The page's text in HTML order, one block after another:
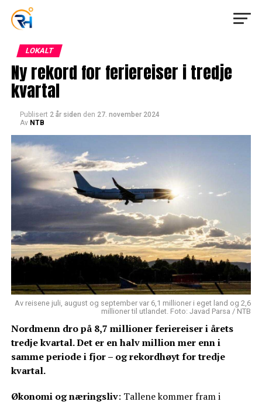
LOKALT
Ny rekord for feriereiser i tredje
kvartal
Publisert 2 år siden den 27. november 2024
Av NTB
Av reisene juli, august og september var 6,1 millioner i eget land og 2,6
millioner til utlandet. Foto: Javad Parsa / NTB
Nordmenn dro på 8,7 millioner feriereiser i årets
tredje kvartal. Det er en halv million mer enn i
samme periode i fjor – og rekordhøyt for tredje
kvartal.
Økonomi og næringsliv: Tallene kommer fram i